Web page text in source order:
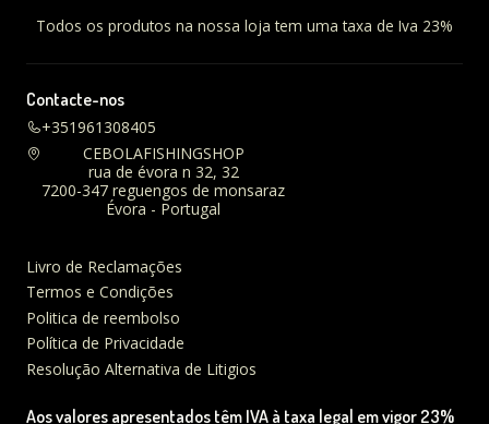
Todos os produtos na nossa loja tem uma taxa de Iva 23%
Contacte-nos
+351961308405
CEBOLAFISHINGSHOP
rua de évora n 32, 32
7200-347 reguengos de monsaraz
Évora - Portugal
Livro de Reclamações
Termos e Condições
Politica de reembolso
Política de Privacidade
Resolução Alternativa de Litigios
Aos valores apresentados têm IVA à taxa legal em vigor 23%